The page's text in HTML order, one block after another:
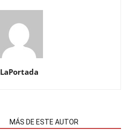
LaPortada
MÁS DE ESTE AUTOR